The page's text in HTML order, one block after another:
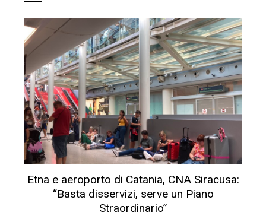
Etna e aeroporto di Catania, CNA Siracusa:
“Basta disservizi, serve un Piano
Straordinario”